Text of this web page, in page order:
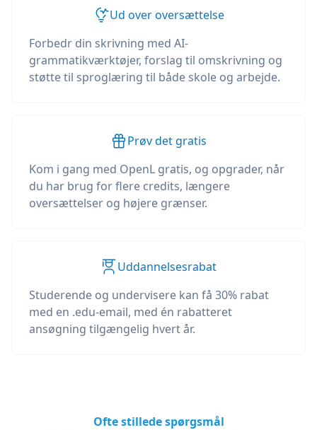
Ud over oversættelse
Forbedr din skrivning med AI-
grammatikværktøjer, forslag til omskrivning og
støtte til sproglæring til både skole og arbejde.
Prøv det gratis
Kom i gang med OpenL gratis, og opgrader, når
du har brug for flere credits, længere
oversættelser og højere grænser.
Uddannelsesrabat
Studerende og undervisere kan få 30% rabat
med en .edu-email, med én rabatteret
ansøgning tilgængelig hvert år.
Ofte stillede spørgsmål